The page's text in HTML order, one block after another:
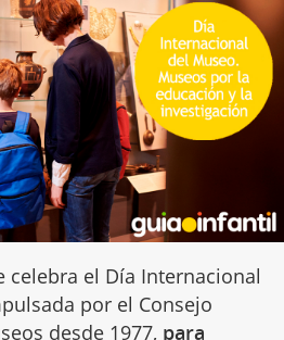
celebra el Día Internacional
por el Consejo
desde 1977, para